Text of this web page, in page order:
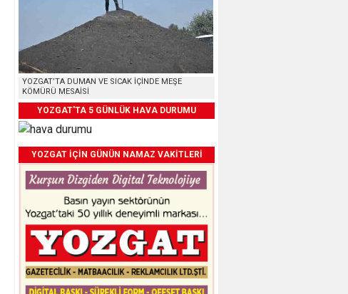
YOZGAT’TA DUMAN VE SICAK İÇİNDE MEŞE
KÖMÜRÜ MESAİSİ
YOZGAT'TA 5 GÜNLÜK HAVA DURUMU
YOZGAT İÇİN GÜNÜN NAMAZ VAKİTLERİ